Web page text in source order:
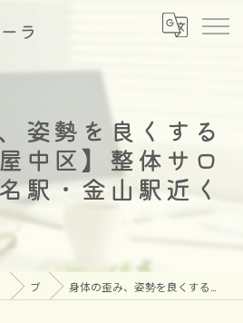
姿勢を良くする
中区】整体サロ
駅・金山駅近く
ブログ 身体の歪み、姿勢を良くするなら【名古屋中区】整体サロンリーラ｜名駅・金山駅近く